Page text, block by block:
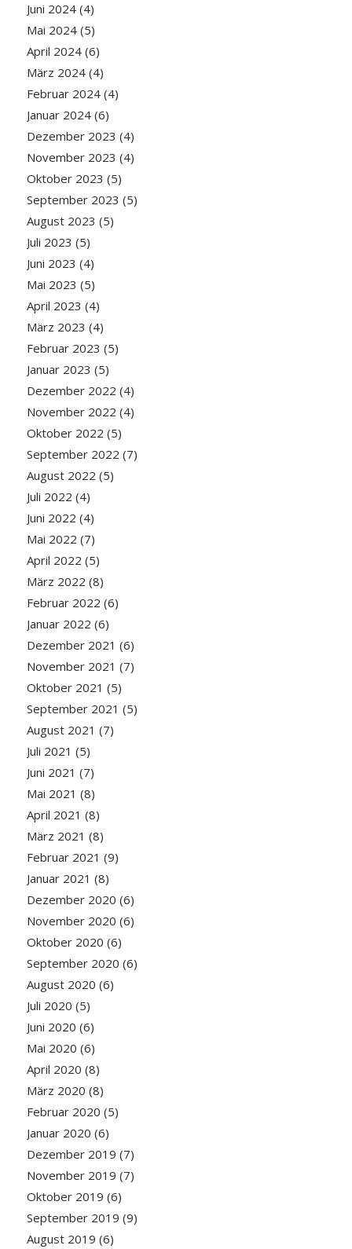
Juni 2024(4)
Mai 2024(5)
April 2024(6)
März 2024(4)
Februar 2024(4)
Januar 2024(6)
Dezember 2023 (4)
November 2023 (4)
Oktober 2023 (5)
September 2023 (5)
August 2023 (5)
Juli 2023 (5)
Juni 2023 (4)
Mai 2023 (5)
April 2023 (4)
März 2023 (4)
Februar 2023 (5)
Januar 2023 (5)
Dezember 2022 (4)
November 2022 (4)
Oktober 2022 (5)
September 2022 (7)
August 2022 (5)
Juli 2022 (4)
Juni 2022 (4)
Mai 2022 (7)
April 2022 (5)
März 2022 (8)
Februar 2022 (6)
Januar 2022 (6)
Dezember 2021 (6)
November 2021 (7)
Oktober 2021 (5)
September 2021 (5)
August 2021 (7)
Juli 2021 (5)
Juni 2021 (7)
Mai 2021 (8)
April 2021 (8)
März 2021 (8)
Februar 2021 (9)
Januar 2021 (8)
Dezember 2020 (6)
November 2020 (6)
Oktober 2020 (6)
September 2020 (6)
August 2020 (6)
Juli 2020 (5)
Juni 2020 (6)
Mai 2020 (6)
April 2020 (8)
März 2020 (8)
Februar 2020 (5)
Januar 2020 (6)
Dezember 2019 (7)
November 2019 (7)
Oktober 2019 (6)
September 2019 (9)
August 2019 (6)